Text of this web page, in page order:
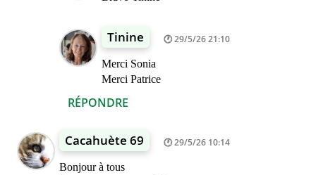
RÉPONDRE
Tinine 29/5/26 21:10
Merci Sonia
Merci Patrice
Cacahuète 69 29/5/26 10:14
Bonjour à tous